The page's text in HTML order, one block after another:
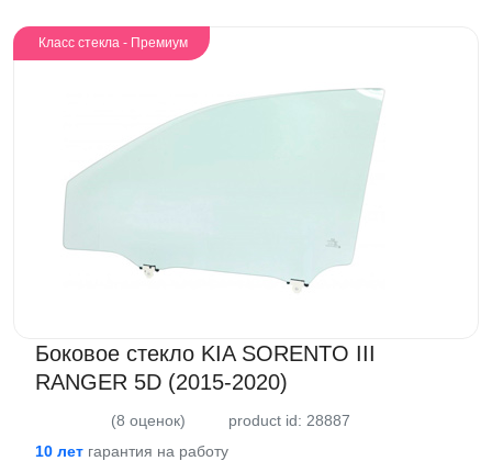
Класс стекла - Премиум
Боковое стекло KIA SORENTO III
RANGER 5D (2015-2020)
(8 оценок)
product id: 28887
10 лет гарантия на работу